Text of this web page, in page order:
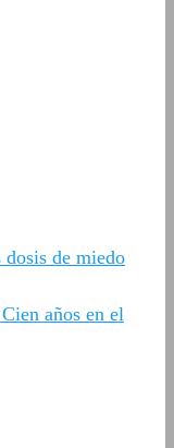
de miedo
años en el